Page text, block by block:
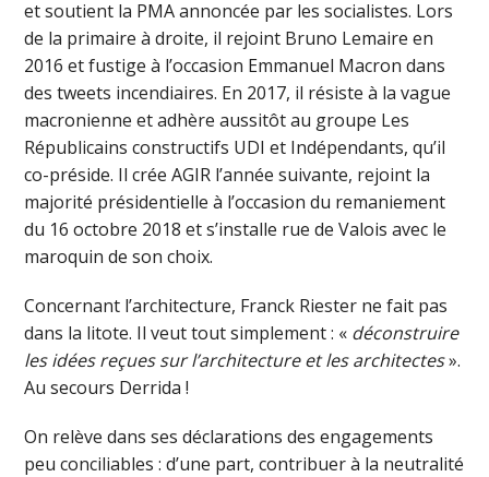
et soutient la PMA annoncée par les socialistes. Lors
de la primaire à droite, il rejoint Bruno Lemaire en
2016 et fustige à l’occasion Emmanuel Macron dans
des tweets incendiaires. En 2017, il résiste à la vague
macronienne et adhère aussitôt au groupe Les
Républicains constructifs UDI et Indépendants, qu’il
co-préside. Il crée AGIR l’année suivante, rejoint la
majorité présidentielle à l’occasion du remaniement
du 16 octobre 2018 et s’installe rue de Valois avec le
maroquin de son choix.
Concernant l’architecture, Franck Riester ne fait pas
dans la litote. Il veut tout simplement : « déconstruire
les idées reçues sur l’architecture et les architectes».
Au secours Derrida !
On relève dans ses déclarations des engagements
peu conciliables : d’une part, contribuer à la neutralité